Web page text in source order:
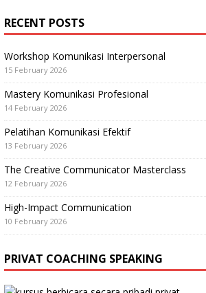
RECENT POSTS
Workshop Komunikasi Interpersonal
15 February 2026
Mastery Komunikasi Profesional
14 February 2026
Pelatihan Komunikasi Efektif
13 February 2026
The Creative Communicator Masterclass
12 February 2026
High-Impact Communication
10 February 2026
PRIVAT COACHING SPEAKING